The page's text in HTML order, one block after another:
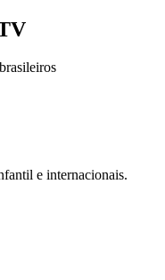
e internacionais.